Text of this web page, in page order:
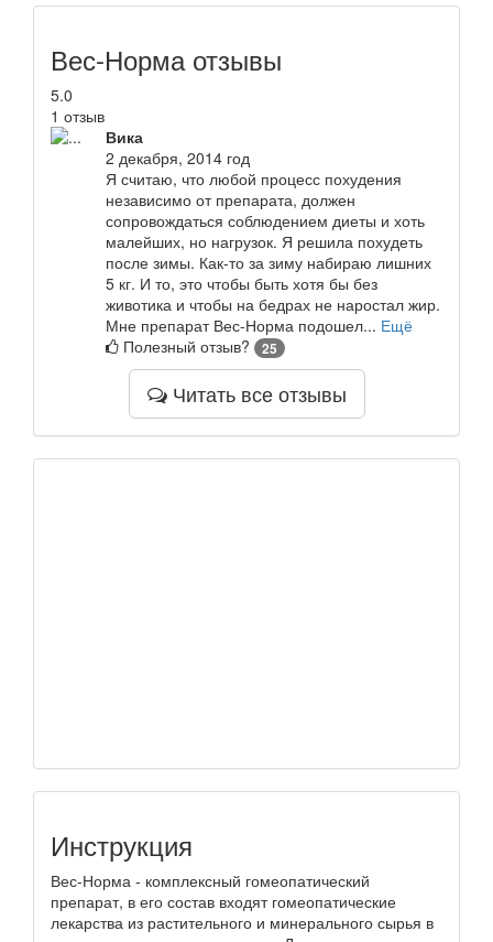
Вес-Норма отзывы
5.0
1 отзыв
Вика
2 декабря, 2014 год
Я считаю, что любой процесс похудения
независимо от препарата, должен
сопровождаться соблюдением диеты и хоть
малейших, но нагрузок. Я решила похудеть
после зимы. Как-то за зиму набираю лишних
5 кг. И то, это чтобы быть хотя бы без
животика и чтобы на бедрах не наростал жир.
Мне препарат Вес-Норма подошел... Ещё
Полезный отзыв?
25
Читать все отзывы
Инструкция
Вес-Норма - комплексный гомеопатический
препарат, в его состав входят гомеопатические
лекарства из растительного и минерального сырья в